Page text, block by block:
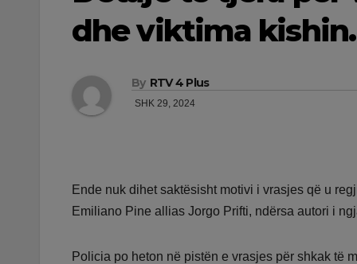
dhe viktima
By RTV 4 Plus
SHK 29, 2024
Ende nuk dihet saktësisht motivi i vrasjes që u
Emiliano Pine allias Jorgo Prifti, ndërsa autori i
Policia po heton në pistën e vrasjes për shkak të